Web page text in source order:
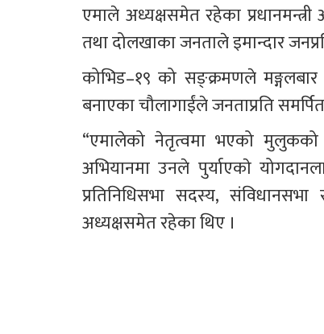
एमाले अध्यक्षसमेत रहेका
तथा दोलखाका जनताले इमान्दार
कोभिड–१९ को सङ्क्रमणले
बनाएका चौलागाईंले जनताप्रति
“एमालेको नेतृत्वमा भएको मुलुकको
अभियानमा उनले पुर्याएकाे
प्रतिनिधिसभा सदस्य,
अध्यक्षसमेत रहेका थिए ।